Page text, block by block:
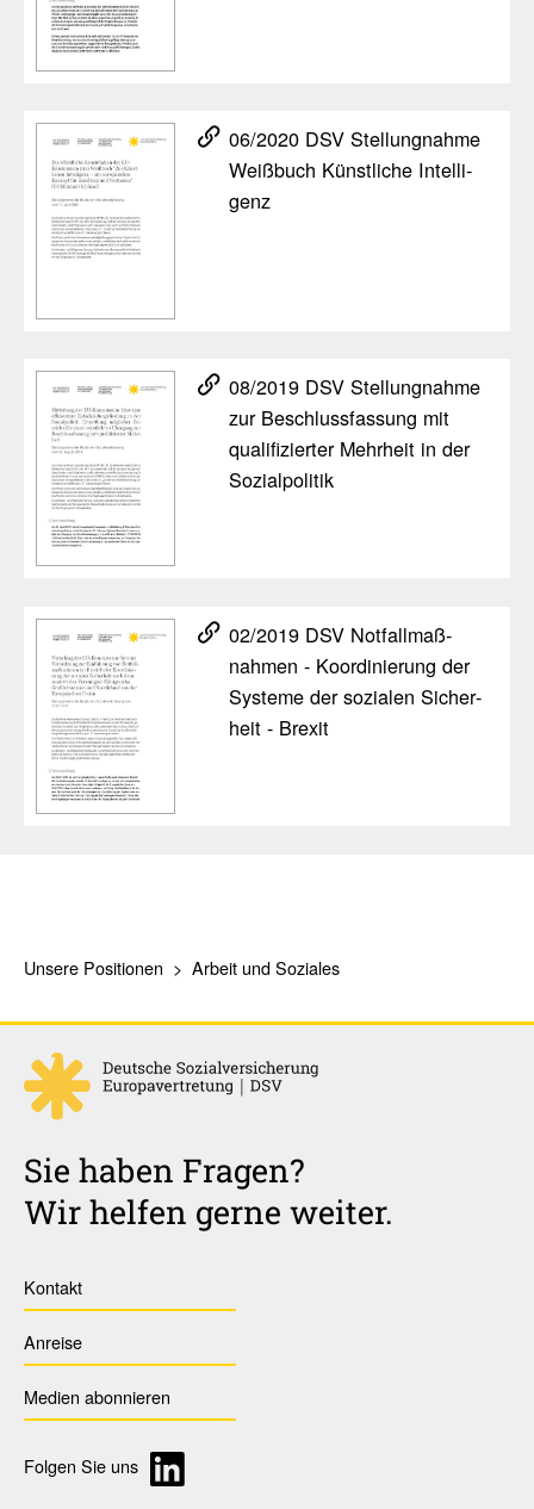
06/​2020 DSV Stel­lung­nahme
Weiß­buch Künst­liche Intel­li­
genz
08/​2019 DSV Stel­lung­nahme
zur Beschluss­fas­sung mit
quali­fi­zierter Mehr­heit in der
Sozi­al­po­litik
02/​2019 DSV Notfall­maß­
nahmen - Koor­di­nie­rung der
Systeme der sozialen Sicher­
heit - Brexit
Unsere Positionen Arbeit und Soziales
Sie haben Fragen?
Wir helfen gerne weiter.
Kontakt
Anreise
Medien abonnieren
Folgen Sie uns